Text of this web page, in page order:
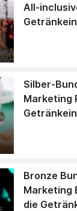
All-
Silber-
Marketing
Bronze
Marketing
die